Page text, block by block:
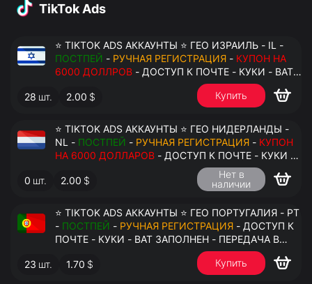
TikTok Ads
⭐ TIKTOK ADS АККАУНТЫ ⭐ ГЕО ИЗРАИЛЬ - IL -
ПОСТПЕЙ - РУЧНАЯ РЕГИСТРАЦИЯ - КУПОН НА
6000 ДОЛЛРОВ
ЗАПОЛНЕН - ПЕРЕДАЧА В АНТИДЕТЕКТ
28 шт. 2.00 $ Купить
⭐ TIKTOK ADS АККАУНТЫ ⭐ ГЕО НИДЕРЛАНДЫ -
NL - ПОСТПЕЙ - РУЧНАЯ РЕГИСТРАЦИЯ - КУПОН
НА 6000 ДОЛЛАРОВ - ДОСТУП К ПОЧТЕ - КУКИ -
ВАТ ЗАПОЛНЕН - ПЕРЕДАЧА В АНТИДЕТЕКТ
0 шт. 2.00 $
Нет в
наличии
⭐ TIKTOK ADS АККАУНТЫ ⭐ ГЕО ПОРТУГАЛИЯ - PT
- ПОСТПЕЙ - РУЧНАЯ РЕГИСТРАЦИЯ
ПОЧТЕ - КУКИ - ВАТ ЗАПОЛНЕН - ПЕРЕДАЧА В
23 шт. 1.70 $ Купить